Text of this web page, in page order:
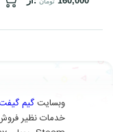
وبسایت گیم
خدمات نظیر